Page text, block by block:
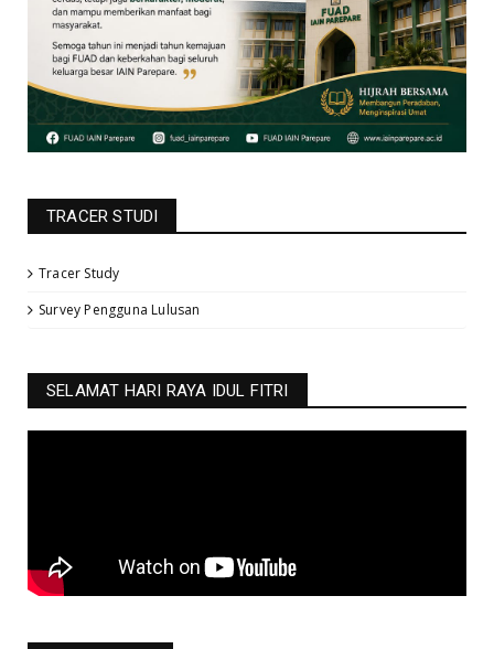
TRACER STUDI
Tracer Study
Survey Pengguna Lulusan
SELAMAT HARI RAYA IDUL FITRI